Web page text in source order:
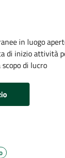
in luogo
di inizio attività
di lucro